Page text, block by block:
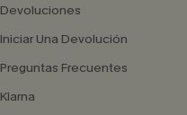
Devoluciones
Iniciar Una Devolución
Preguntas Frecuentes
Klarna